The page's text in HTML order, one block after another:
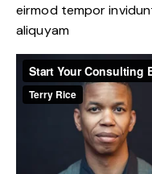
eirmod tempor
aliquyam